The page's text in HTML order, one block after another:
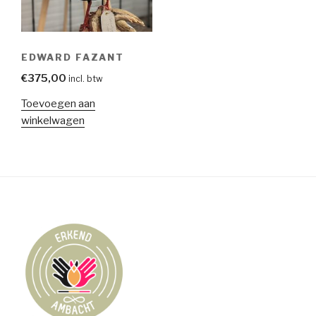
EDWARD FAZANT
€375,00 incl. btw
Toevoegen aan
winkelwagen